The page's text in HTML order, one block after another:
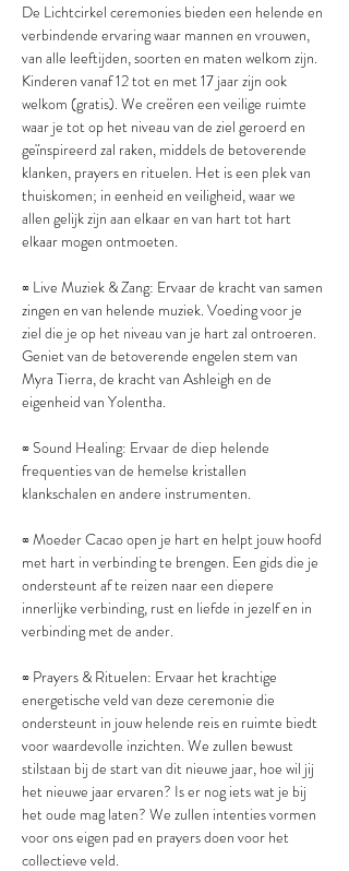
De Lichtcirkel ceremonies bieden een helende en
verbindende ervaring waar mannen en vrouwen,
van alle leeftijden, soorten en maten welkom zijn.
Kinderen vanaf 12 tot en met 17 jaar zijn ook
welkom (gratis). We creëren een veilige ruimte
waar je tot op het niveau van de ziel geroerd en
geïnspireerd zal raken, middels de betoverende
klanken, prayers en rituelen. Het is een plek van
thuiskomen; in eenheid en veiligheid, waar we
allen gelijk zijn aan elkaar en van hart tot hart
elkaar mogen ontmoeten.
∞ Live Muziek & Zang: Ervaar de kracht van samen
zingen en van helende muziek. Voeding voor je
ziel die je op het niveau van je hart zal ontroeren.
Geniet van de betoverende engelen stem van
Myra Tierra, de kracht van Ashleigh en de
eigenheid van Yolentha.
∞ Sound Healing: Ervaar de diep helende
frequenties van de hemelse kristallen
klankschalen en andere instrumenten.
∞ Moeder Cacao open je hart en helpt jouw hoofd
met hart in verbinding te brengen. Een gids die je
ondersteunt af te reizen naar een diepere
innerlijke verbinding, rust en liefde in jezelf en in
verbinding met de ander.
∞ Prayers & Rituelen: Ervaar het krachtige
energetische veld van deze ceremonie die
ondersteunt in jouw helende reis en ruimte biedt
voor waardevolle inzichten. We zullen bewust
stilstaan bij de start van dit nieuwe jaar, hoe wil jij
het nieuwe jaar ervaren? Is er nog iets wat je bij
het oude mag laten? We zullen intenties vormen
voor ons eigen pad en prayers doen voor het
collectieve veld.